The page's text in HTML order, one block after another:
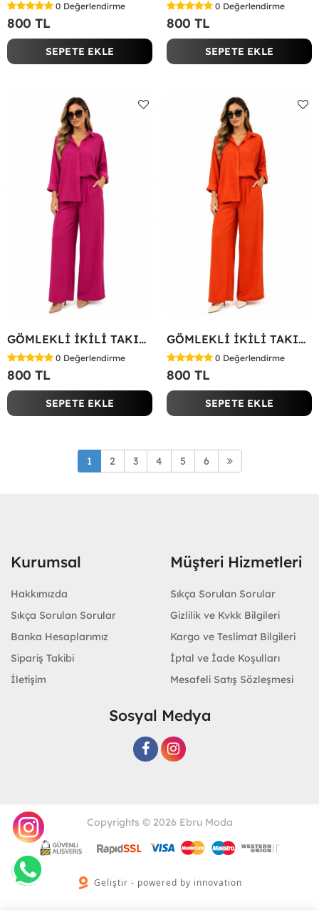
0 Değerlendirme
800 TL
SEPETE EKLE
0 Değerlendirme
800 TL
SEPETE EKLE
GÖMLEKLİ İKİLİ TAKIM Fuşya
0 Değerlendirme
800 TL
SEPETE EKLE
GÖMLEKLİ İKİLİ TAKIM Kırmızı
0 Değerlendirme
800 TL
SEPETE EKLE
1 2 3 4 5 6
Kurumsal
Hakkımızda
Sıkça Sorulan Sorular
Banka Hesaplarımız
Sipariş Takibi
İletişim
Müşteri Hizmetleri
Sıkça Sorulan Sorular
Gizlilik ve Kvkk Bilgileri
Kargo ve Teslimat Bilgileri
İptal ve İade Koşulları
Mesafeli Satış Sözleşmesi
Sosyal Medya
Copyrights © 2026 Ebru Moda
Geliştir - powered by innovation